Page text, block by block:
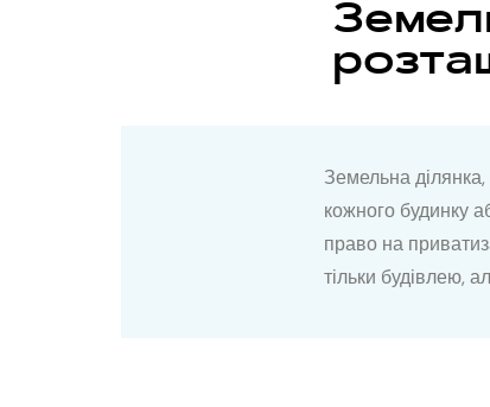
Земельна
кожного будинку
право на
тільки будівлею,